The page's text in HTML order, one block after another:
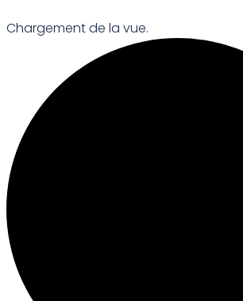
Chargement de la vue.